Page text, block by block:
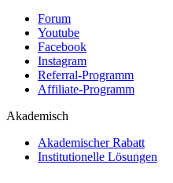
Forum
Youtube
Facebook
Instagram
Referral-Programm
Affiliate-Programm
Akademisch
Akademischer Rabatt
Institutionelle Lösungen